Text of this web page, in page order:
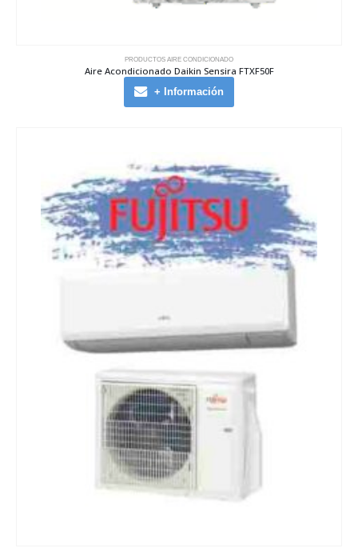
PRODUCTOS AIRE CONDICIONADO
Aire Acondicionado Daikin Sensira FTXF50F
+ Información